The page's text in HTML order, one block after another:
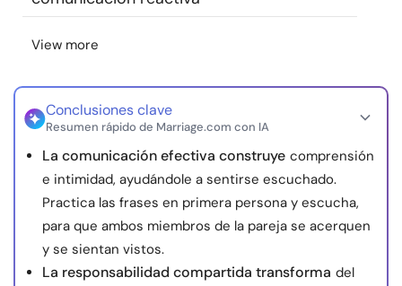
Sobre nosotros
© Copyright 2026. Todos los derechos reservados.
View more
Conclusiones clave
Resumen rápido de Marriage.com con IA
La comunicación efectiva construye comprensión
e intimidad, ayudándole a sentirse escuchado.
Practica las frases en primera persona y escucha,
para que ambos miembros de la pareja se acerquen
y se sientan vistos.
La responsabilidad compartida transforma del